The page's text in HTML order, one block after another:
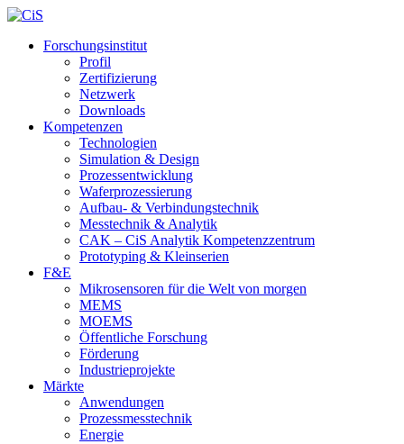
Forschungsinstitut
Profil
Zertifizierung
Netzwerk
Downloads
Kompetenzen
Technologien
Simulation & Design
Prozessentwicklung
Waferprozessierung
Aufbau- & Verbindungstechnik
Messtechnik & Analytik
CAK – CiS Analytik Kompetenzzentrum
Prototyping & Kleinserien
F&E
Mikrosensoren für die Welt von morgen
MEMS
MOEMS
Öffentliche Forschung
Förderung
Industrieprojekte
Märkte
Anwendungen
Prozessmesstechnik
Energie